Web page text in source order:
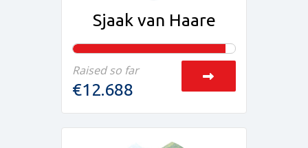
Sjaak van Haare
Raised so far
€12.688